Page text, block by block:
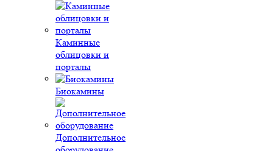
Каминные
облицовки и
порталы
Биокамины
Дополнительное